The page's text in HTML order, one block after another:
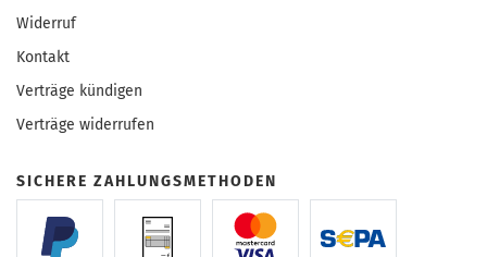
Widerruf
Kontakt
Verträge kündigen
Verträge widerrufen
SICHERE ZAHLUNGSMETHODEN